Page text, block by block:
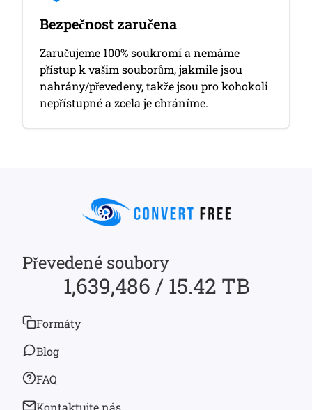
Bezpečnost zaručena
Zaručujeme 100% soukromí a nemáme
přístup k vašim souborům, jakmile jsou
nahrány/převedeny, takže jsou pro kohokoli
nepřístupné a zcela je chráníme.
Převedené soubory
1,639,486 / 15.42 TB
Formáty
Blog
FAQ
Kontaktujte nás